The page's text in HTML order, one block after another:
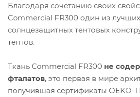
Благодаря сочетанию своих
Commercial FR300 один из
солнцезащитных тентовых
тентов.
Ткань Commercial FR300 не
фталатов, это первая в мире
получившая сертификаты OEKO-